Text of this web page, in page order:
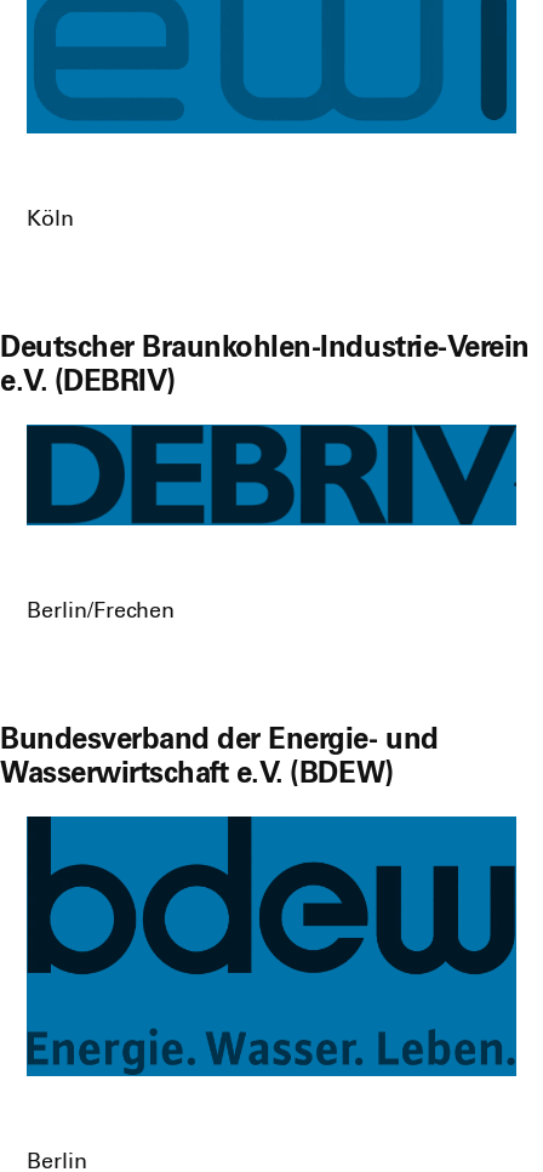
Köln
Deutscher Braunkohlen-Industrie-Verein
e.V. (DEBRIV)
Berlin/Frechen
Bundesverband der Energie- und
Wasserwirtschaft e.V. (BDEW)
Ber­lin